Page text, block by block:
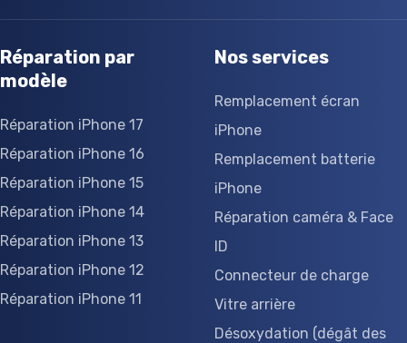
Réparation par
modèle
Réparation iPhone 17
Réparation iPhone 16
Réparation iPhone 15
Réparation iPhone 14
Réparation iPhone 13
Réparation iPhone 12
Réparation iPhone 11
Nos services
Remplacement écran
iPhone
Remplacement batterie
iPhone
Réparation caméra & Face
ID
Connecteur de charge
Vitre arrière
Désoxydation (dégât des